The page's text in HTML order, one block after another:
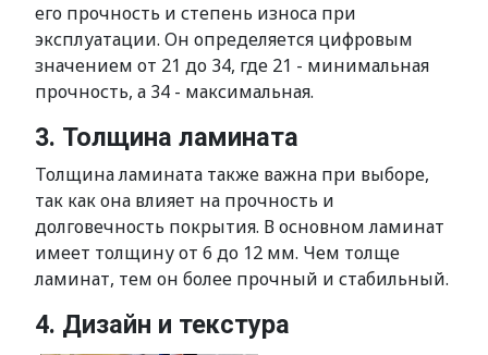
его прочность и степень износа при
эксплуатации. Он определяется цифровым
значением от 21 до 34, где 21 - минимальная
прочность, а 34 - максимальная.
3. Толщина ламината
Толщина ламината также важна при выборе,
так как она влияет на прочность и
долговечность покрытия. В основном ламинат
имеет толщину от 6 до 12 мм. Чем толще
ламинат, тем он более прочный и стабильный.
4. Дизайн и текстура